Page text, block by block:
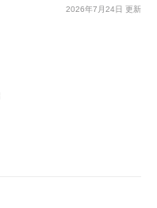
2026年7月24日 更新